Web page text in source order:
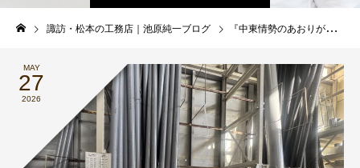
の社長ブログ｜家族
物語８４３
諏訪・松本の工務店｜池原純一ブログ 『中東情勢のあおりが我が家のトイレに！？一般の人は知らない「塩ビ管」大不足の裏事情』
MAY
27
2026